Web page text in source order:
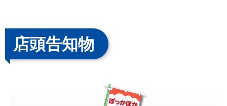
店頭告知物